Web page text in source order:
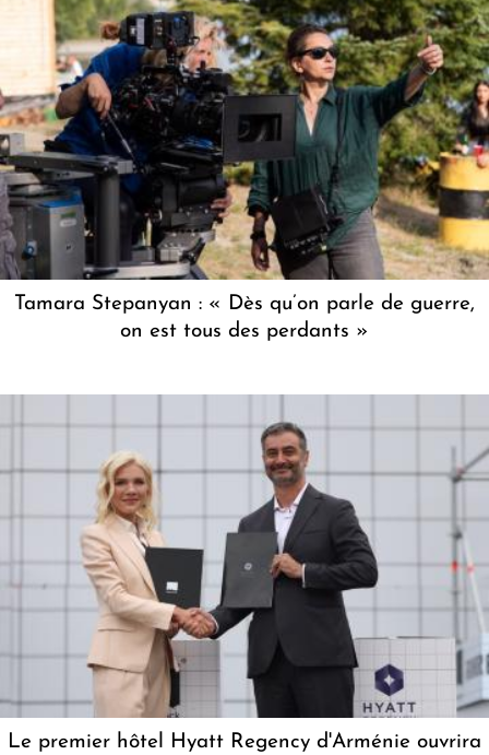
Tamara Stepanyan : « Dès qu’on parle de guerre,
on est tous des perdants »
Le premier hôtel Hyatt Regency d'Arménie ouvrira